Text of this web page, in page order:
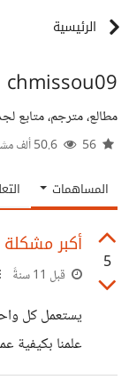
الرئيسية
chmissou09
مطالع، مترجم، متابع
المساهمات
5
أكبر
قبل 11 سنةً
يستعمل كل
علمنا بكيفية
يكون أحد